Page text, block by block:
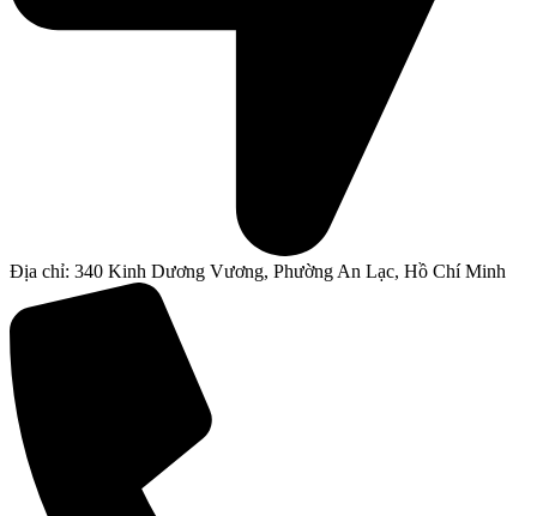
Địa chỉ: 340 Kinh Dương Vương, Phường An Lạc, Hồ Chí Minh